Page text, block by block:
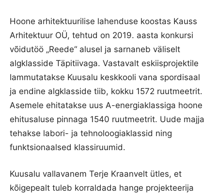
Hoone arhitektuurilise lahenduse koostas Kauss
Arhitektuur OÜ, tehtud on 2019. aasta konkursi
võidutöö „Reede“ alusel ja sarnaneb väliselt
algklasside Täpitiivaga. Vastavalt eskiisprojektile
lammutatakse Kuusalu keskkooli vana spordisaal
ja endine algklasside tiib, kokku 1572 ruutmeetrit.
Asemele ehitatakse uus A-energiaklassiga hoone
ehitusaluse pinnaga 1540 ruutmeetrit. Uude majja
tehakse labori- ja tehnoloogiaklassid ning
funktsionaalsed klassiruumid.
Kuusalu vallavanem Terje Kraanvelt ütles, et
kõigepealt tuleb korraldada hange projekteerija